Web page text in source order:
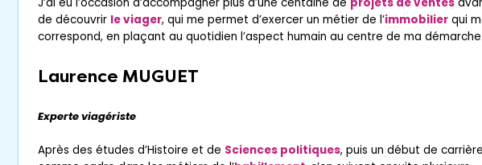
J’ai eu l’occasion d’accompagner plus d’une centaine de projets de ventes
de découvrir le viager, qui me permet d’exercer un métier de l’immobilierqui
correspond, en plaçant au quotidien l’aspect humain au centre de ma démarche.
Laurence MUGUET
Experte viagériste
Après des études d’Histoire et de Sciences politiques, puis un début de carrière